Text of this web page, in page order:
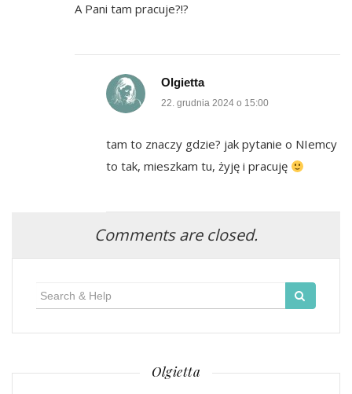
A Pani tam pracuje?!?
Olgietta
22. grudnia 2024 o 15:00
tam to znaczy gdzie? jak pytanie o NIemcy
to tak, mieszkam tu, żyję i pracuję
Comments are closed.
for:
Olgietta